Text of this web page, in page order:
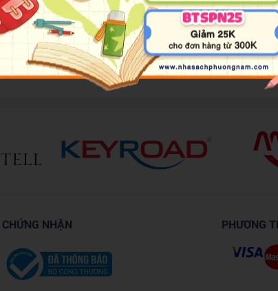
3, EN71/9, và Mỹ ASTM D-4236.
CHỨNG NHẬN PHƯƠNG